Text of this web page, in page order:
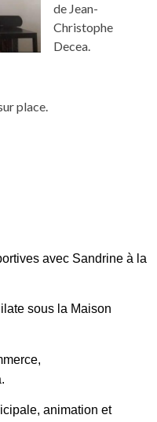
de Jean-
Christophe
Decea.
place.
avec Sandrine à la
sous la Maison
animation et